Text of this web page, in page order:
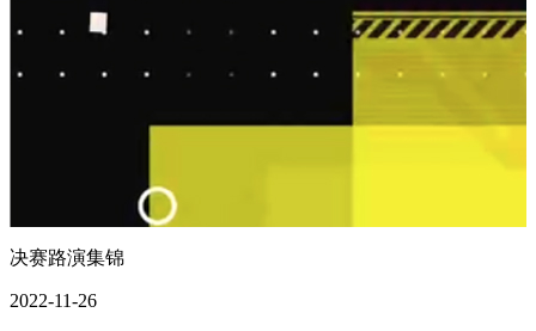
决赛路演集锦
2022-11-26